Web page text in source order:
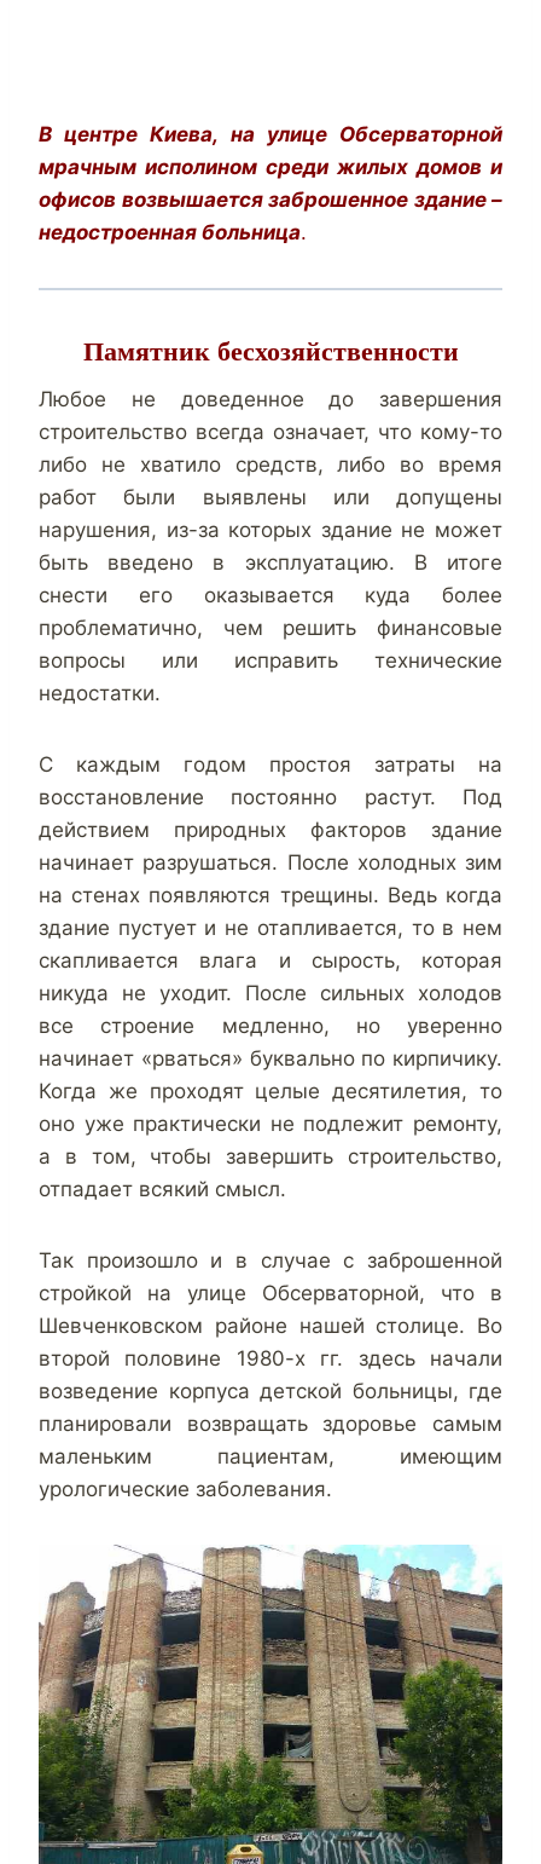
В центре Киева, на улице Обсерваторной
мрачным исполином среди жилых домов и
офисов возвышается заброшенное здание –
недостроенная больница.
Памятник бесхозяйственности
Любое не доведенное до завершения
строительство всегда означает, что кому-то
либо не хватило средств, либо во время
работ были выявлены или допущены
нарушения, из-за которых здание не может
быть введено в эксплуатацию. В итоге
снести его оказывается куда более
проблематично, чем решить финансовые
вопросы или исправить технические
недостатки.
С каждым годом простоя затраты на
восстановление постоянно растут. Под
действием природных факторов здание
начинает разрушаться. После холодных зим
на стенах появляются трещины. Ведь когда
здание пустует и не отапливается, то в нем
скапливается влага и сырость, которая
никуда не уходит. После сильных холодов
все строение медленно, но уверенно
начинает «рваться» буквально по кирпичику.
Когда же проходят целые десятилетия, то
оно уже практически не подлежит ремонту,
а в том, чтобы завершить строительство,
отпадает всякий смысл.
Так произошло и в случае с заброшенной
стройкой на улице Обсерваторной, что в
Шевченковском районе нашей столице. Во
второй половине 1980-х гг. здесь начали
возведение корпуса детской больницы, где
планировали возвращать здоровье самым
маленьким пациентам, имеющим
урологические заболевания.